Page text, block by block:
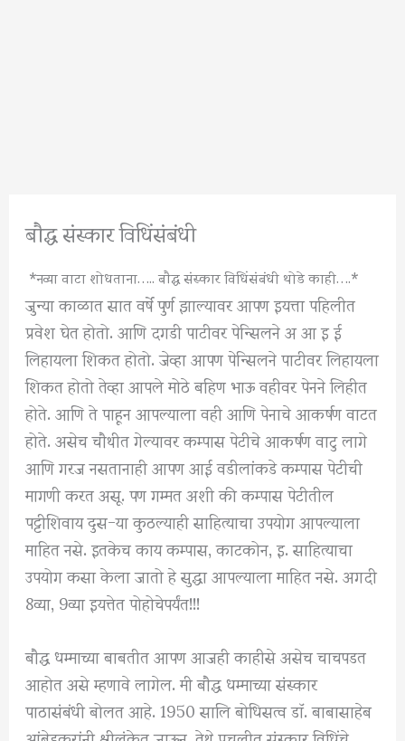
बौद्ध संस्कार विधिंसंबंधी
*नव्या वाटा शोधताना….. बौद्ध संस्कार विधिंसंबंधी थोडे काही….*
जुन्या काळात सात वर्षे पुर्ण झाल्यावर आपण इयत्ता पहिलीत
प्रवेश घेत होतो. आणि दगडी पाटीवर पेन्सिलने अ आ इ ई
लिहायला शिकत होतो. जेव्हा आपण पेन्सिलने पाटीवर लिहायला
शिकत होतो तेव्हा आपले मोठे बहिण भाऊ वहीवर पेनने लिहीत
होते. आणि ते पाहून आपल्याला वही आणि पेनाचे आकर्षण वाटत
होते. असेच चौथीत गेल्यावर कम्पास पेटीचे आकर्षण वाटु लागे
आणि गरज नसतानाही आपण आई वडीलांकडे कम्पास पेटीची
मागणी करत असू. पण गम्मत अशी की कम्पास पेटीतील
पट्टीशिवाय दुस-या कुठल्याही साहित्याचा उपयोग आपल्याला
माहित नसे. इतकेच काय कम्पास, काटकोन, इ. साहित्याचा
उपयोग कसा केला जातो हे सुद्धा आपल्याला माहित नसे. अगदी
8व्या, 9व्या इयत्तेत पोहोचेपर्यंत!!!
बौद्ध धम्माच्या बाबतीत आपण आजही काहीसे असेच चाचपडत
आहोत असे म्हणावे लागेल. मी बौद्ध धम्माच्या संस्कार
पाठासंबंधी बोलत आहे. 1950 सालि बोधिसत्व डाॅ. बाबासाहेब